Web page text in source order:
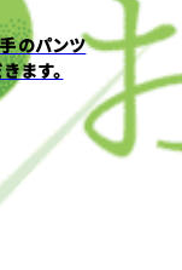
のパンツ
ます。